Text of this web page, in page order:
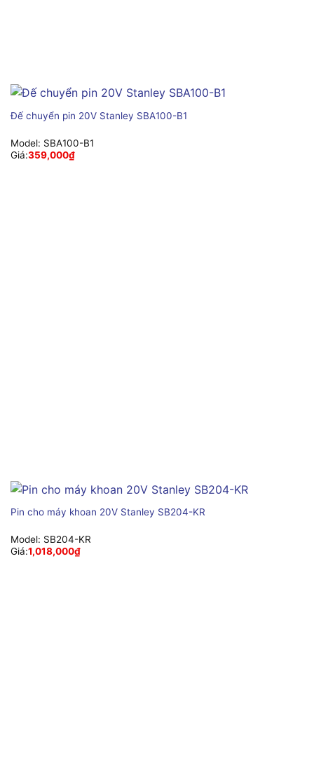
Đế chuyển pin 20V Stanley SBA100-B1
Model: SBA100-B1
Giá:359,000₫
Pin cho máy khoan 20V Stanley SB204-KR
Model: SB204-KR
Giá:1,018,000₫